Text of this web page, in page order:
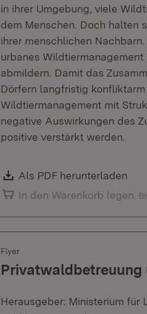
in ihrer Umgebung, viele
dem Menschen. Doch halten
ihrer menschlichen
urbanes
abmildern. Damit das
Dörfern langfristig
Wildtiermanagement mit
negative Auswirkungen des
positive verstärkt werden.
Download:
Als PDF herunterladen
In den Warenkorb legen
Flyer
Privatwaldbetreuung
Herausgeber: Ministerium für